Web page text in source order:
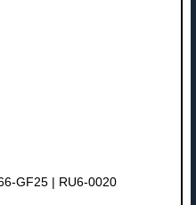
GF25 | RU6-0020